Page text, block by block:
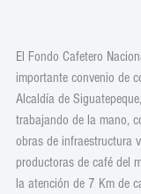
El Fondo Cafetero
importante convenio de
Alcaldía de
trabajando de la mano,
obras de infraestructura
productoras de café del
la atención de 7 Km de